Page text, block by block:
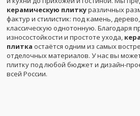
керамическую плиткуразличных
фактур и стилистик: под камень,
классическую однотонную. Благодаря
износостойкости и простоте ухода,
плитка остаётся одним из самых
отделочных материалов. У нас вы
плитку под любой бюджет и дизайн-
всей России.